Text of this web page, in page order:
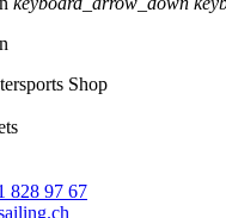
Shop
828 97 67